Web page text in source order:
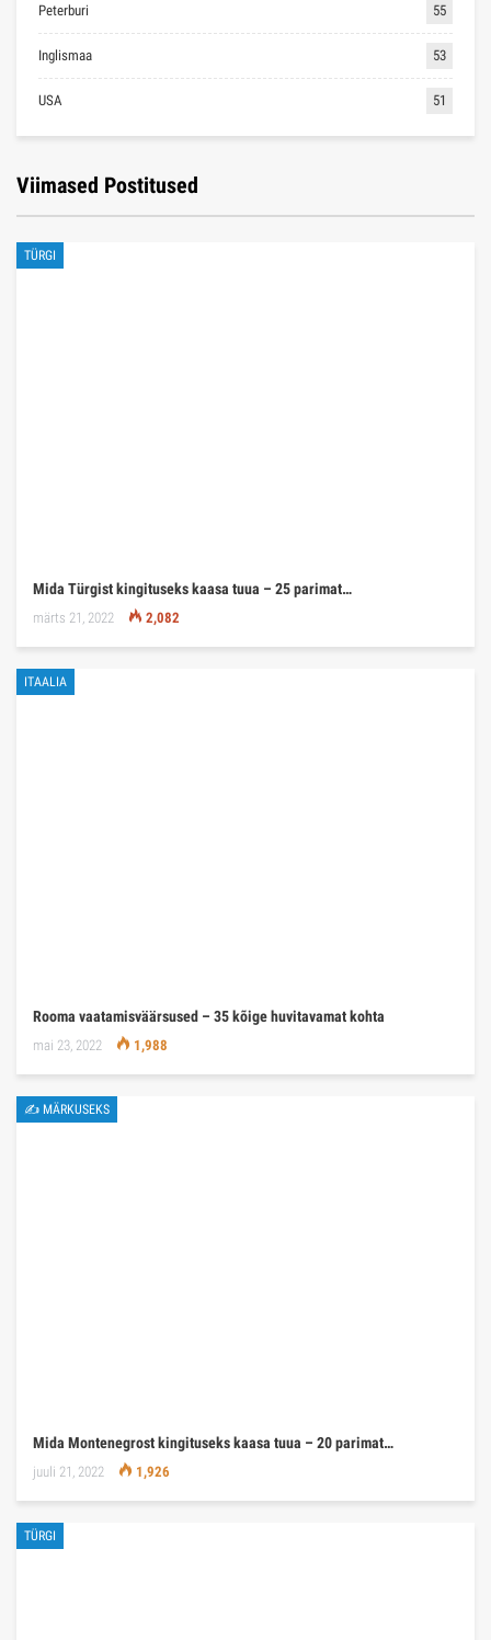
Peterburi 55
Inglismaa 53
USA 51
Viimased Postitused
TÜRGI
Mida Türgist kingituseks kaasa tuua – 25 parimat…
märts 21, 2022 2,082
ITAALIA
Rooma vaatamisväärsused – 35 kõige huvitavamat kohta
mai 23, 2022 1,988
✍ MÄRKUSEKS
Mida Montenegrost kingituseks kaasa tuua – 20 parimat…
juuli 21, 2022 1,926
TÜRGI